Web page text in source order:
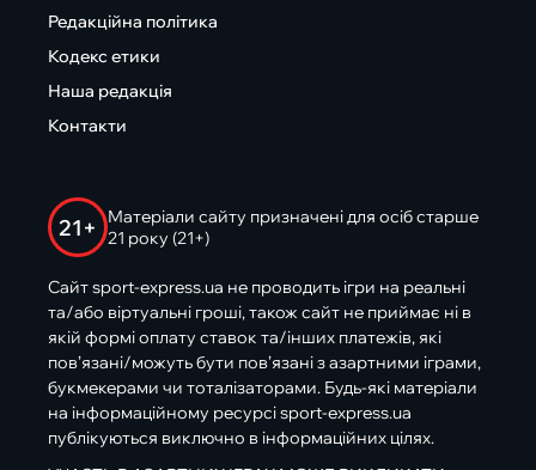
Редакційна політика
Кодекс етики
Наша редакція
Контакти
21+
Матеріали сайту призначені для осіб старше
21 року (21+)
Сайт sport-express.ua не проводить ігри на реальні
та/або віртуальні гроші, також сайт не приймає ні в
якій формі оплату ставок та/інших платежів, які
пов’язані/можуть бути пов’язані з азартними іграми,
букмекерами чи тоталізаторами. Будь-які матеріали
на інформаційному ресурсі sport-express.ua
публікуються виключно в інформаційних цілях.